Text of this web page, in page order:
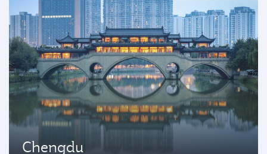
Chengdu